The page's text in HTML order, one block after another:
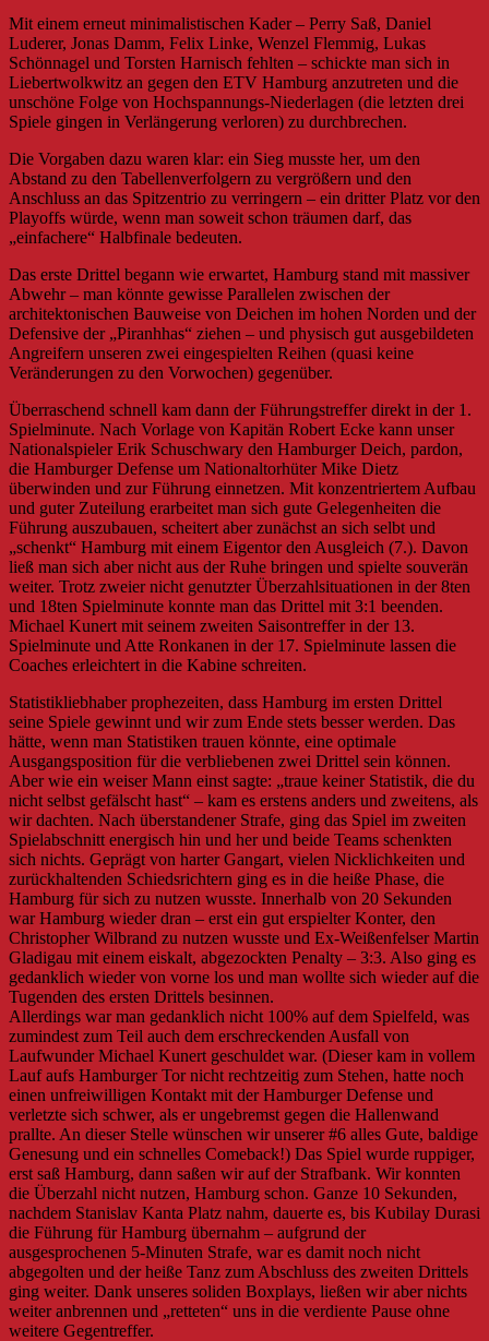
Mit einem erneut minimalistischen Kader – Perry Saß, Daniel
Luderer, Jonas Damm, Felix Linke, Wenzel Flemmig, Lukas
Schönnagel und Torsten Harnisch fehlten – schickte man sich in
Liebertwolkwitz an gegen den ETV Hamburg anzutreten und die
unschöne Folge von Hochspannungs-Niederlagen (die letzten drei
Spiele gingen in Verlängerung verloren) zu durchbrechen.
Die Vorgaben dazu waren klar: ein Sieg musste her, um den
Abstand zu den Tabellenverfolgern zu vergrößern und den
Anschluss an das Spitzentrio zu verringern – ein dritter Platz vor den
Playoffs würde, wenn man soweit schon träumen darf, das
„einfachere“ Halbfinale bedeuten.
Das erste Drittel begann wie erwartet, Hamburg stand mit massiver
Abwehr – man könnte gewisse Parallelen zwischen der
architektonischen Bauweise von Deichen im hohen Norden und der
Defensive der „Piranhhas“ ziehen – und physisch gut ausgebildeten
Angreifern unseren zwei eingespielten Reihen (quasi keine
Veränderungen zu den Vorwochen) gegenüber.
Überraschend schnell kam dann der Führungstreffer direkt in der 1.
Spielminute. Nach Vorlage von Kapitän Robert Ecke kann unser
Nationalspieler Erik Schuschwary den Hamburger Deich, pardon,
die Hamburger Defense um Nationaltorhüter Mike Dietz
überwinden und zur Führung einnetzen. Mit konzentriertem Aufbau
und guter Zuteilung erarbeitet man sich gute Gelegenheiten die
Führung auszubauen, scheitert aber zunächst an sich selbt und
„schenkt“ Hamburg mit einem Eigentor den Ausgleich (7.). Davon
ließ man sich aber nicht aus der Ruhe bringen und spielte souverän
weiter. Trotz zweier nicht genutzter Überzahlsituationen in der 8ten
und 18ten Spielminute konnte man das Drittel mit 3:1 beenden.
Michael Kunert mit seinem zweiten Saisontreffer in der 13.
Spielminute und Atte Ronkanen in der 17. Spielminute lassen die
Coaches erleichtert in die Kabine schreiten.
Statistikliebhaber prophezeiten, dass Hamburg im ersten Drittel
seine Spiele gewinnt und wir zum Ende stets besser werden. Das
hätte, wenn man Statistiken trauen könnte, eine optimale
Ausgangsposition für die verbliebenen zwei Drittel sein können.
Aber wie ein weiser Mann einst sagte: „traue keiner Statistik, die du
nicht selbst gefälscht hast“ – kam es erstens anders und zweitens, als
wir dachten. Nach überstandener Strafe, ging das Spiel im zweiten
Spielabschnitt energisch hin und her und beide Teams schenkten
sich nichts. Geprägt von harter Gangart, vielen Nicklichkeiten und
zurückhaltenden Schiedsrichtern ging es in die heiße Phase, die
Hamburg für sich zu nutzen wusste. Innerhalb von 20 Sekunden
war Hamburg wieder dran – erst ein gut erspielter Konter, den
Christopher Wilbrand zu nutzen wusste und Ex-Weißenfelser Martin
Gladigau mit einem eiskalt, abgezockten Penalty – 3:3. Also ging es
gedanklich wieder von vorne los und man wollte sich wieder auf die
Tugenden des ersten Drittels besinnen.
Allerdings war man gedanklich nicht 100% auf dem Spielfeld, was
zumindest zum Teil auch dem erschreckenden Ausfall von
Laufwunder Michael Kunert geschuldet war. (Dieser kam in vollem
Lauf aufs Hamburger Tor nicht rechtzeitig zum Stehen, hatte noch
einen unfreiwilligen Kontakt mit der Hamburger Defense und
verletzte sich schwer, als er ungebremst gegen die Hallenwand
prallte. An dieser Stelle wünschen wir unserer #6 alles Gute, baldige
Genesung und ein schnelles Comeback!) Das Spiel wurde ruppiger,
erst saß Hamburg, dann saßen wir auf der Strafbank. Wir konnten
die Überzahl nicht nutzen, Hamburg schon. Ganze 10 Sekunden,
nachdem Stanislav Kanta Platz nahm, dauerte es, bis Kubilay Durasi
die Führung für Hamburg übernahm – aufgrund der
ausgesprochenen 5-Minuten Strafe, war es damit noch nicht
abgegolten und der heiße Tanz zum Abschluss des zweiten Drittels
ging weiter. Dank unseres soliden Boxplays, ließen wir aber nichts
weiter anbrennen und „retteten“ uns in die verdiente Pause ohne
weitere Gegentreffer.